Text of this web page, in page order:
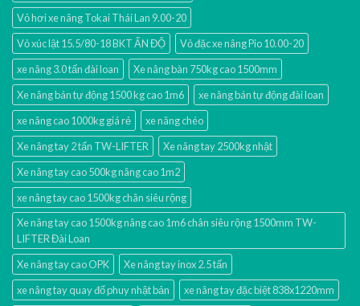
Vỏ hơi xe nâng Tokai Thái Lan 9.00-20
Vỏ xúc lật 15.5/80-18 BKT ẤN ĐỘ
Vỏ đặc xe nâng Pio 10.00-20
xe nâng 3.0 tấn đài loan
Xe nâng bàn 750kg cao 1500mm
Xe nâng bán tự động 1500 kg cao 1m6
xe nâng bán tự động đài loan
xe nâng cao 1000kg giá rẻ
xe nâng chéo
Xe nâng tay 2 tấn TW-LIFTER
Xe nâng tay 2500kg nhật
Xe nâng tay cao 500kg nâng cao 1m2
xe nâng tay cao 1500kg chân siêu rộng
Xe nâng tay cao 1500kg nâng cao 1m6 chân siêu rộng 1500mm TW-
LIFTER Đài Loan
Xe nâng tay cao OPK
Xe nâng tay inox 2.5 tấn
xe nâng tay quay đổ phuy nhật bản
xe nâng tay đặc biệt 838x1220mm